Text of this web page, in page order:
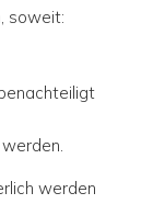
soweit:
werden